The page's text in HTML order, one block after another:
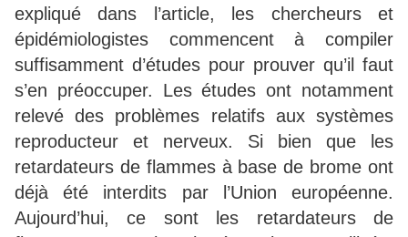
expliqué dans l’article, les chercheurs et
épidémiologistes commencent à compiler
suffisamment d’études pour prouver qu’il faut
s’en préoccuper. Les études ont notamment
relevé des problèmes relatifs aux systèmes
reproducteur et nerveux. Si bien que les
retardateurs de flammes à base de brome ont
déjà été interdits par l’Union européenne.
Aujourd’hui, ce sont les retardateurs de